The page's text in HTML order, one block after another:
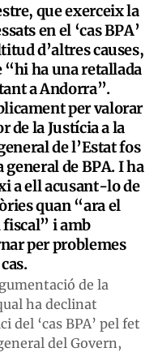
que exerceix la
en el ‘cas BPA’
d’altres causes,
ha una retallada
a Andorra”.
per valorar
de la Justícia a la
de l’Estat fos
general de BPA. I ha
a ell acusant-lo de
quan “ara el
fiscal” i amb
per problemes
de la
ha declinat
del ‘cas BPA’ pel fet
del Govern,